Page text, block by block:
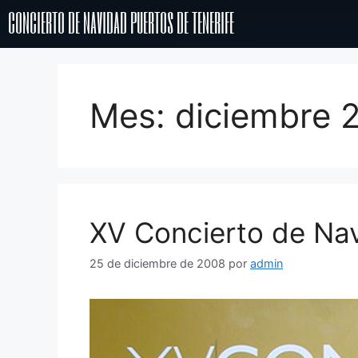
concierto de navidad puertos de tenerife
Mes: diciembre
XV Concierto de
25 de diciembre de 2008 por admin